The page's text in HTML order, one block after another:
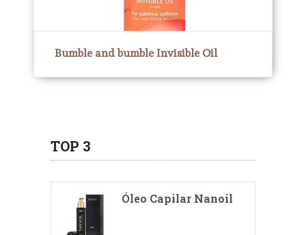
Bumble and bumble Invisible Oil
TOP 3
Óleo Capilar Nanoil